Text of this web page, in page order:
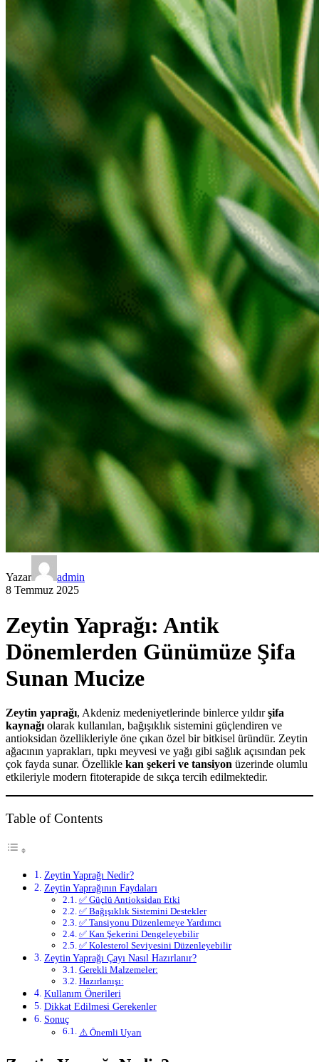
Yazar
admin
8 Temmuz 2025
Zeytin Yaprağı: Antik
Dönemlerden Günümüze Şifa
Sunan Mucize
Zeytin yaprağı, Akdeniz medeniyetlerinde binlerce yıldırşifa
kaynağı olarak kullanılan, bağışıklık sistemini güçlendiren ve
antioksidan özellikleriyle öne çıkan özel bir bitkisel üründür. Zeytin
ağacının yaprakları, tıpkı meyvesi ve yağı gibi sağlık açısından pek
çok fayda sunar. Özellikle kan şekeri ve tansiyon üzerinde olumlu
etkileriyle modern fitoterapide de sıkça tercih edilmektedir.
Table of Contents
Zeytin Yaprağı Nedir?
Zeytin Yaprağının Faydaları
✅ Güçlü Antioksidan Etki
✅ Bağışıklık Sistemini Destekler
✅ Tansiyonu Düzenlemeye Yardımcı
✅ Kan Şekerini Dengeleyebilir
✅ Kolesterol Seviyesini Düzenleyebilir
Zeytin Yaprağı Çayı Nasıl Hazırlanır?
Gerekli Malzemeler:
Hazırlanışı:
Kullanım Önerileri
Dikkat Edilmesi Gerekenler
Sonuç
⚠️ Önemli Uyarı